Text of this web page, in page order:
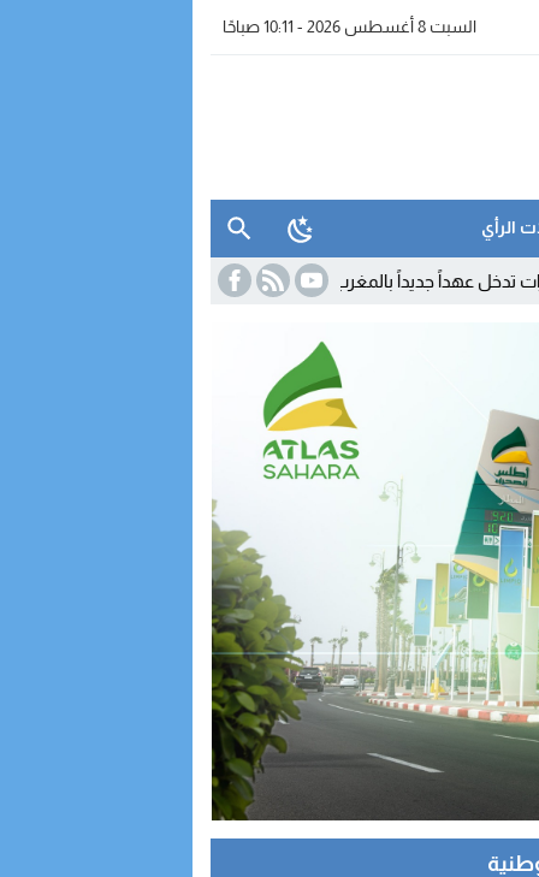
السبت 8 أغسطس 2026 - 10:11 صباحًا
الرأي
تفاصيل القرار الجديد 07:41 البنك الدولي: التكنولوجيا